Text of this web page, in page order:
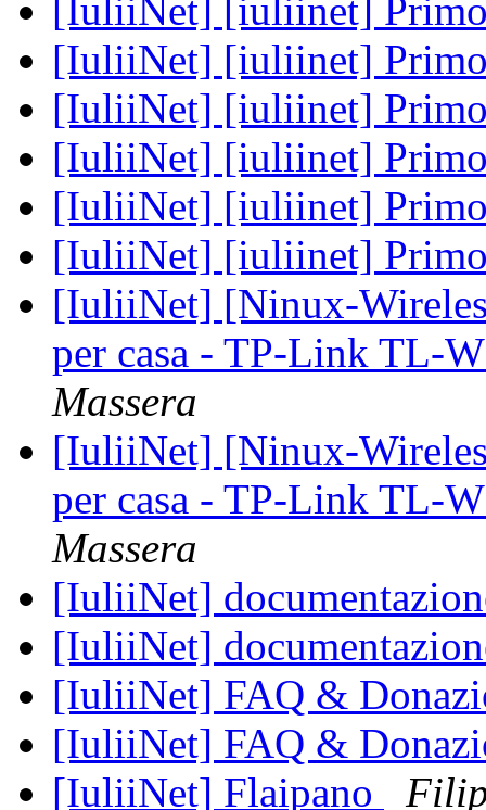
[IuliiNet] [iuliinet]
[IuliiNet] [iuliinet]
[IuliiNet] [iuliinet]
[IuliiNet] [iuliinet]
[IuliiNet] [iuliinet]
[IuliiNet] [iuliinet]
[IuliiNet] [Ninux-
per casa - TP-Link TL-
Massera
[IuliiNet] [Ninux-
per casa - TP-Link TL-
Massera
[IuliiNet]
[IuliiNet]
[IuliiNet] FAQ &
[IuliiNet] FAQ &
[IuliiNet] Flaipano